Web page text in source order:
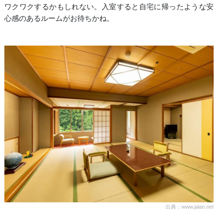
ワクワクするかもしれない。入室すると自宅に帰ったような安
心感のあるルームがお待ちかね。
出典：www.jalan.net